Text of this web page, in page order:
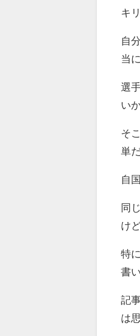
キ
自
当
選
い
そ
単
自
同
けど
特
書
記
は